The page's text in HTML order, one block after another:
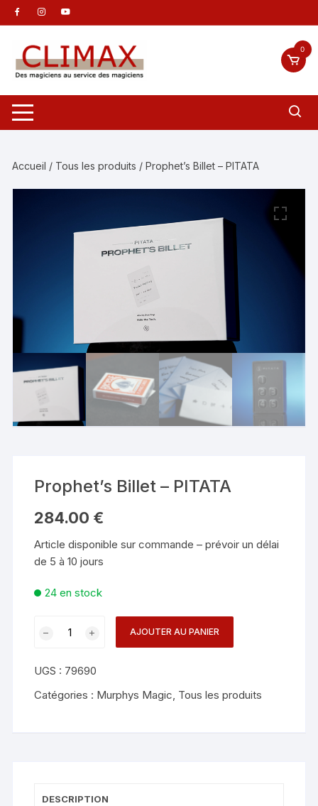
Aller
au
contenu
0
Accueil / Tous les produits / Prophet’s Billet – PITATA
Prophet’s Billet – PITATA
284.00 €
Article disponible sur commande – prévoir un délai
de 5 à 10 jours
24 en stock
Billet
-
AJOUTER AU PANIER
UGS : 79690
Catégories : Murphys Magic, Tous les produits
DESCRIPTION